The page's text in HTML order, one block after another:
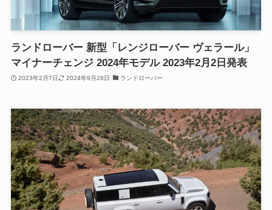
ランドローバー 新型「レンジローバー ヴェラール」
マイナーチェンジ 2024年モデル 2023年2月2日発表
2023年2月7日 2024年9月28日 ランドローバー